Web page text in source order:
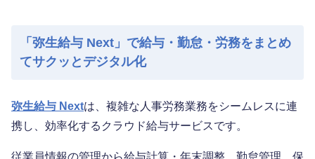
「弥生給与 Next」で給与・勤怠・労務をまとめ
てサクッとデジタル化
弥生給与 Nextは、複雑な人事労務業務をシームレスに連
携し、効率化するクラウド給与サービスです。